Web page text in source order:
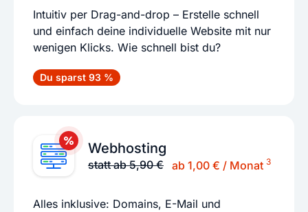
Intuitiv per Drag-and-drop – Erstelle schnell
und einfach deine individuelle Website mit nur
wenigen Klicks. Wie schnell bist du?
Du sparst 93 %
Webhosting
statt ab 5,90 € ab 1,00 € / Monat 3
Alles inklusive: Domains, E-Mail und